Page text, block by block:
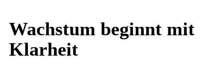
Wachstum beginnt mit
Klarheit